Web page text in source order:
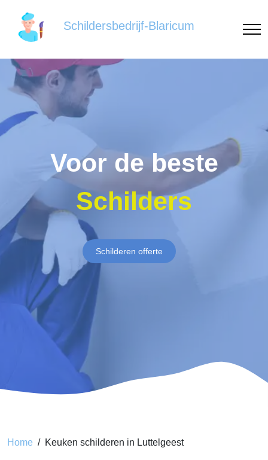
Schildersbedrijf-Blaricum
Voor de beste
Schilders
Schilderen offerte
Home Keuken schilderen in Luttelgeest